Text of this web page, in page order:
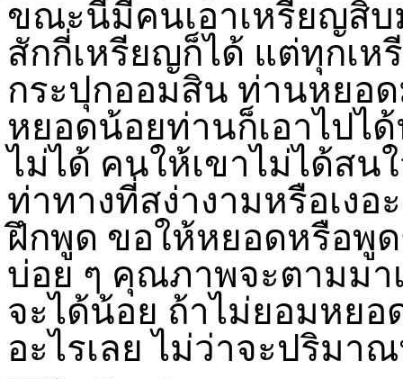
ขณะนี้มีคนเอาเหรียญสิ
สักกี่เหรียญก็ได้ แต่ทุกเห
กระปุกออมสิน ท่านหยอ
หยอดน้อยท่านก็เอาไปไ
ไม่ได้ คนให้เขาไม่ได้ส
ท่าทางที่สง่างามหรือเง
ฝึกพูด ขอให้หยอดหรือพู
บ่อย ๆ คุณภาพจะตามม
จะได้น้อย ถ้าไม่ยอมหย
อะไรเลย ไม่ว่าจะปริม